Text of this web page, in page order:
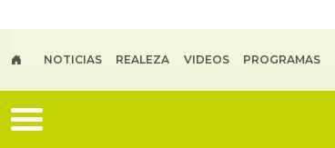
NOTICIAS REALEZA VIDEOS PROGRAMAS